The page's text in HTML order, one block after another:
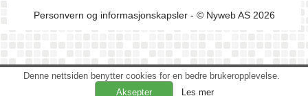
Personvern og informasjonskapsler- © Nyweb AS 2026
Denne nettsiden benytter cookies for en bedre brukeropplevelse.
Les mer